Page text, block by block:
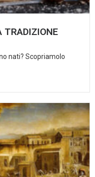
TRADIZIONE
nati? Scopriamolo